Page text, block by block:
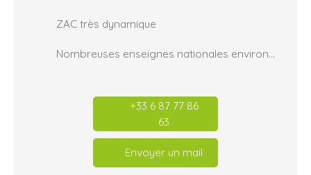
ZAC très dynamique
Nombreuses enseignes nationales environnantes
+33 6 87 77 86
63
Envoyer un mail